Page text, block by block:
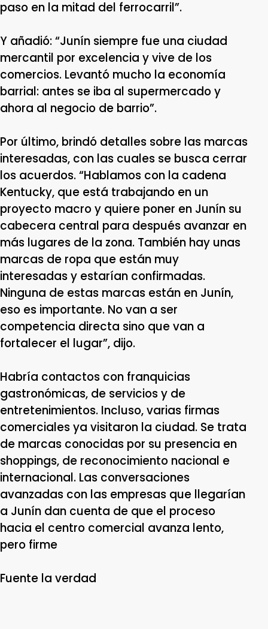
paso en la mitad del ferrocarril”.
Y añadió: “Junín siempre fue una ciudad
mercantil por excelencia y vive de los
comercios. Levantó mucho la economía
barrial: antes se iba al supermercado y
ahora al negocio de barrio”.
Por último, brindó detalles sobre las marcas
interesadas, con las cuales se busca cerrar
los acuerdos. “Hablamos con la cadena
Kentucky, que está trabajando en un
proyecto macro y quiere poner en Junín su
cabecera central para después avanzar en
más lugares de la zona. También hay unas
marcas de ropa que están muy
interesadas y estarían confirmadas.
Ninguna de estas marcas están en Junín,
eso es importante. No van a ser
competencia directa sino que van a
fortalecer el lugar”, dijo.
Habría contactos con franquicias
gastronómicas, de servicios y de
entretenimientos. Incluso, varias firmas
comerciales ya visitaron la ciudad. Se trata
de marcas conocidas por su presencia en
shoppings, de reconocimiento nacional e
internacional. Las conversaciones
avanzadas con las empresas que llegarían
a Junín dan cuenta de que el proceso
hacia el centro comercial avanza lento,
pero firme
Fuente la verdad